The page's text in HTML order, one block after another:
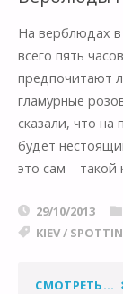
На верблюдах в
всего пять
предпочитают
гламурные
сказали, что на
будет
это сам – такой
29/10/2013
KIEV/
СМОТРЕТЬ...